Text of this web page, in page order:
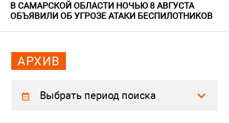
В САМАРСКОЙ ОБЛАСТИ НОЧЬЮ 8 АВГУСТА
ОБЪЯВИЛИ ОБ УГРОЗЕ АТАКИ БЕСПИЛОТНИКОВ
АРХИВ
Выбрать период поиска